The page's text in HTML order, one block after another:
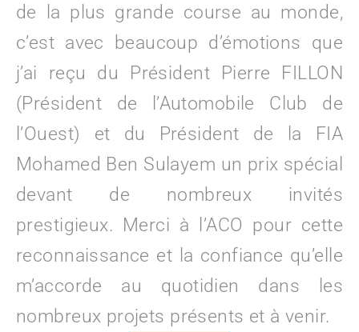
de la plus grande course au monde,
c’est avec beaucoup d’émotions que
j’ai reçu du Président Pierre FILLON
(Président de l’Automobile Club de
l’Ouest) et du Président de la FIA
Mohamed Ben Sulayem un prix spécial
devant de nombreux invités
prestigieux. Merci à l’ACO pour cette
reconnaissance et la confiance qu’elle
m’accorde au quotidien dans les
nombreux projets présents et à venir.